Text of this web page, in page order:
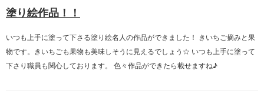
塗り絵作品！！
いつも上手に塗って下さる塗り絵名人の作品ができました！ きいちご摘みと果
物です。きいちごも果物も美味しそうに見えるでしょう☆ いつも上手に塗って
下さり職員も関心しております。 色々作品ができたら載せますね♪